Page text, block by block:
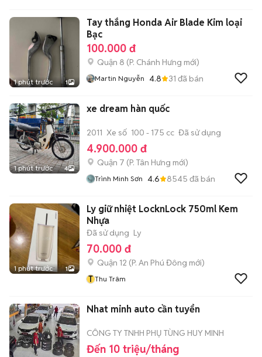
1 phút trước 1
Tay thắng Honda Air Blade Kim loại
Bạc
100.000 đ
Quận 8 (P. Chánh Hưng mới)
Martin Nguyễn 4.8 31 đã bán
1 phút trước 4
xe dream hàn quốc
2011 Xe số 100 - 175 cc Đã sử dụng
4.900.000 đ
Quận 7 (P. Tân Hưng mới)
Trình Minh Sơn 4.6 8545 đã bán
1 phút trước 1
Ly giữ nhiệt LocknLock 750ml Kem
Nhựa
Đã sử dụng Ly
70.000 đ
Quận 12 (P. An Phú Đông mới)
T Thu Trâm
Nhat minh auto cần tuyển
CÔNG TY TNHH PHỤ TÙNG HUY MINH
Đến 10 triệu/tháng